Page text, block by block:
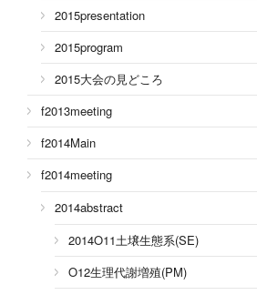
2015presentation
2015program
2015大会の見どころ
f2013meeting
f2014Main
f2014meeting
2014abstract
2014O11土壌生態系(SE)
O12生理代謝増殖(PM)